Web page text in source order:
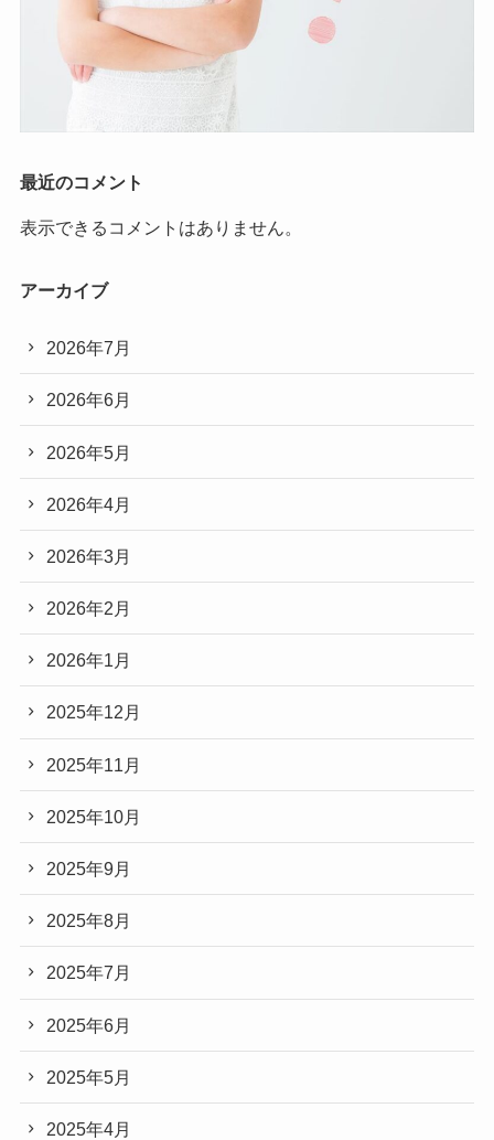
最近のコメント
表示できるコメントはありません。
アーカイブ
2026年7月
2026年6月
2026年5月
2026年4月
2026年3月
2026年2月
2026年1月
2025年12月
2025年11月
2025年10月
2025年9月
2025年8月
2025年7月
2025年6月
2025年5月
2025年4月